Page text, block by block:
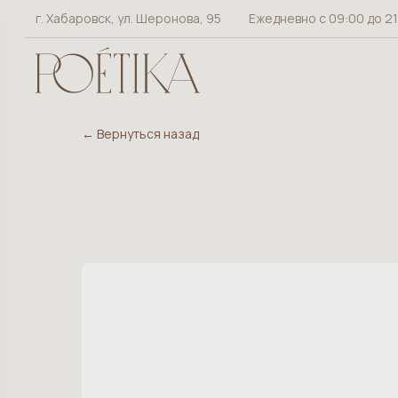
г. Хабаровск, ул. Шеронова, 95 Ежедневно с 09:00 до
← Вернуться назад